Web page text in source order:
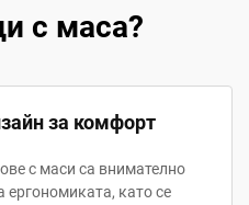
с маса?
за комфорт
с маси са внимателно
ергономиката, като се